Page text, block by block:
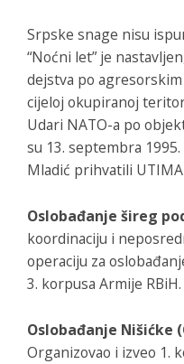
Srpske snage nisu
“Noćni let” je
dejstva po
cijeloj okupiranoj
Udari NATO-a po
su 13. septembra
Mladić prihvatili
Oslobađanje šireg
koordinaciju i
operaciju za
3. korpusa Armije RBiH.
Oslobađanje Nišićke
Organizovao i izveo 1.